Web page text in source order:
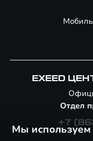
EXEED
Отдел
+7
Мы используем